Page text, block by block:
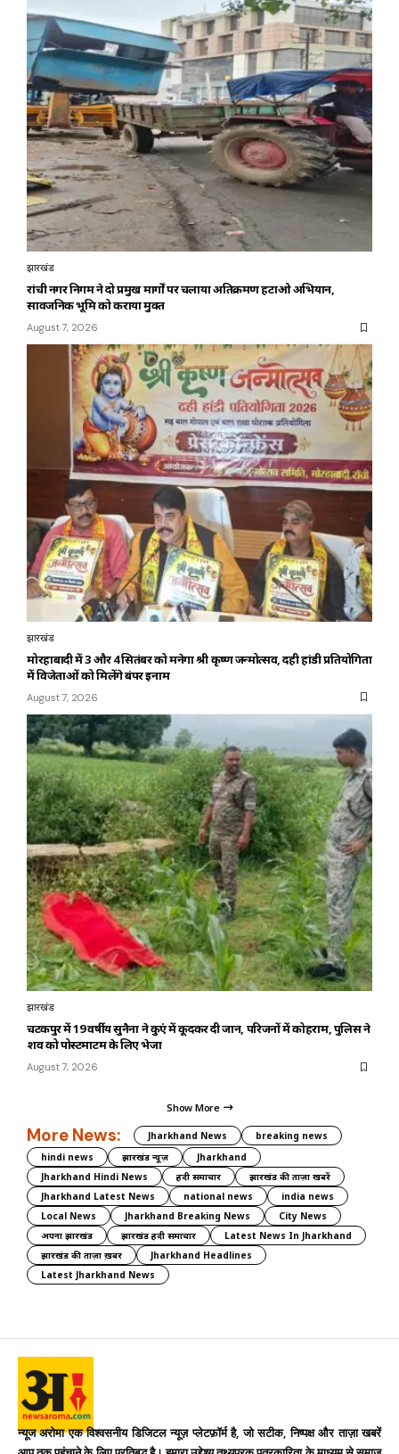
झारखंड
रांची नगर निगम ने दो प्रमुख मार्गों पर चलाया अतिक्रमण हटाओ अभियान,
सार्वजनिक भूमि को कराया मुक्त
August 7, 2026
झारखंड
मोरहाबादी में 3 और 4 सितंबर को मनेगा श्री कृष्ण जन्मोत्सव, दही हांडी प्रतियोगिता
में विजेताओं को मिलेंगे बंपर इनाम
August 7, 2026
झारखंड
चटकपुर में 19 वर्षीय सुनैना ने कुएं में कूदकर दी जान, परिजनों में कोहराम, पुलिस ने
शव को पोस्टमार्टम के लिए भेजा
August 7, 2026
Show More
More News: Jharkhand News
breaking news
hindi news
झारखंड न्यूज़
Jharkhand
Jharkhand Hindi News
हिंदी समाचार
झारखंड की ताज़ा खबरें
Jharkhand Latest News
national news
india news
Local News
Jharkhand Breaking News
City News
अपना झारखंड
झारखंड हिंदी समाचार
Latest News In Jharkhand
झारखंड की ताज़ा ख़बर
Jharkhand Headlines
Latest Jharkhand News
न्यूज अरोमा एक विश्वसनीय डिजिटल न्यूज़ प्लेटफ़ॉर्म है, जो सटीक, निष्पक्ष और ताज़ा खबरें